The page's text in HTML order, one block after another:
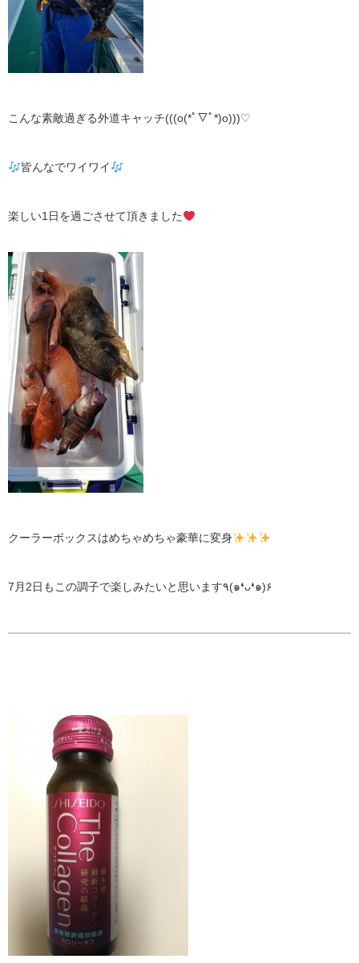
こんな素敵過ぎる外道キャッチ(((o(*ﾟ▽ﾟ*)o)))♡
皆んなでワイワイ
楽しい1日を過ごさせて頂きました
クーラーボックスはめちゃめちゃ豪華に変身
7月2日もこの調子で楽しみたいと思います٩(๑❛ᴗ❛๑)۶